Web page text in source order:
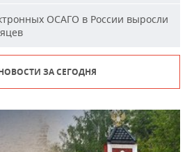
ОСАГО в России выросли
ЗА СЕГОДНЯ